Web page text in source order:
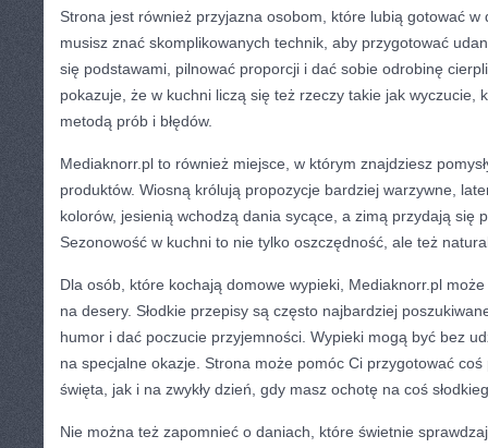
Strona jest również przyjazna osobom, które lubią gotować w
musisz znać skomplikowanych technik, aby przygotować
się podstawami, pilnować proporcji i dać sobie odrobinę
pokazuje, że w kuchni liczą się też rzeczy takie jak wyczucie,
metodą prób i błędów.
Mediaknorr.pl to również miejsce, w którym znajdziesz
produktów. Wiosną królują propozycje bardziej warzywne,
kolorów, jesienią wchodzą dania sycące, a zimą przydają się
Sezonowość w kuchni to nie tylko oszczędność, ale też
Dla osób, które kochają domowe wypieki, Mediaknorr.pl może
na desery. Słodkie przepisy są często najbardziej
humor i dać poczucie przyjemności. Wypieki mogą być bez
na specjalne okazje. Strona może pomóc Ci przygotować
święta, jak i na zwykły dzień, gdy masz ochotę na coś
Nie można też zapomnieć o daniach, które świetnie